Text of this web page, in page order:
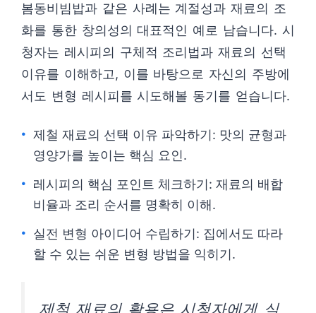
봄동비빔밥과 같은 사례는 계절성과 재료의 조
화를 통한 창의성의 대표적인 예로 남습니다. 시
청자는 레시피의 구체적 조리법과 재료의 선택
이유를 이해하고, 이를 바탕으로 자신의 주방에
서도 변형 레시피를 시도해볼 동기를 얻습니다.
제철 재료의 선택 이유 파악하기: 맛의 균형과
영양가를 높이는 핵심 요인.
레시피의 핵심 포인트 체크하기: 재료의 배합
비율과 조리 순서를 명확히 이해.
실전 변형 아이디어 수립하기: 집에서도 따라
할 수 있는 쉬운 변형 방법을 익히기.
제철 재료의 활용은 시청자에게 실